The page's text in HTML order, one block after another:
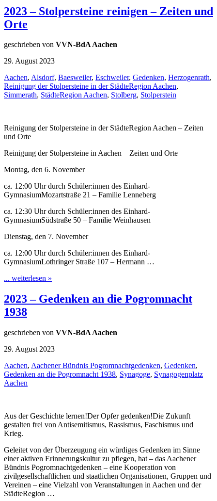
2023 – Stolpersteine reinigen – Zeiten und
Orte
geschrieben von VVN-BdA Aachen
29. August 2023
Aachen, Alsdorf, Baesweiler, Eschweiler, Gedenken, Herzogenrath,
Reinigung der Stolpersteine in der StädteRegion Aachen,
Simmerath, StädteRegion Aachen, Stolberg, Stolperstein
Reinigung der Stolpersteine in der StädteRegion Aachen – Zeiten
und Orte
Reinigung der Stolpersteine in Aachen – Zeiten und Orte
Montag, den 6. November
ca. 12:00 Uhr durch Schüler:innen des Einhard-
GymnasiumMozartstraße 21 – Familie Lenneberg
ca. 12:30 Uhr durch Schüler:innen des Einhard-
GymnasiumSüdstraße 50 – Familie Weinhausen
Dienstag, den 7. November
ca. 12:00 Uhr durch Schüler:innen des Einhard-
GymnasiumLothringer Straße 107 – Hermann …
... weiterlesen »
2023 – Gedenken an die Pogromnacht
1938
geschrieben von VVN-BdA Aachen
29. August 2023
Aachen, Aachener Bündnis Pogromnachtgedenken, Gedenken,
Gedenken an die Pogromnacht 1938, Synagoge, Synagogenplatz
Aachen
Aus der Geschichte lernen!Der Opfer gedenken!Die Zukunft
gestalten frei von Antisemitismus, Rassismus, Faschismus und
Krieg.
Geleitet von der Überzeugung ein würdiges Gedenken im Sinne
einer aktiven Erinnerungskultur zu pflegen, hat – das Aachener
Bündnis Pogromnachtgedenken – eine Kooperation von
zivilgesellschaftlichen und staatlichen Organisationen, Gruppen und
Vereinen – eine Vielzahl von Veranstaltungen in Aachen und der
StädteRegion …